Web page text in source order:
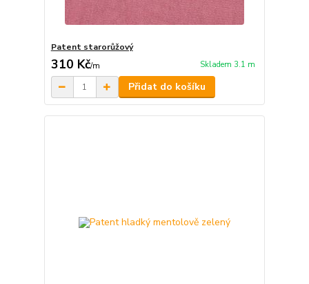
Patent starorůžový
310 Kč/m Skladem 3.1 m
Přidat do košíku